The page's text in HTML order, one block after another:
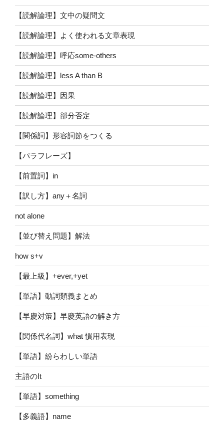
【読解論理】文中の疑問文
【読解論理】よく使われる文章表現
【読解論理】呼応some-others
【読解論理】less A than B
【読解論理】因果
【読解論理】部分否定
【関係詞】形容詞節をつくる
【パラフレーズ】
【前置詞】in
【訳し方】any＋名詞
not alone
【並び替え問題】解法
how s+v
【最上級】+ever,+yet
【単語】動詞類義まとめ
【早慶対策】早慶英語の解き方
【関係代名詞】what 慣用表現
【単語】紛らわしい単語
主語のIt
【単語】something
【多義語】name